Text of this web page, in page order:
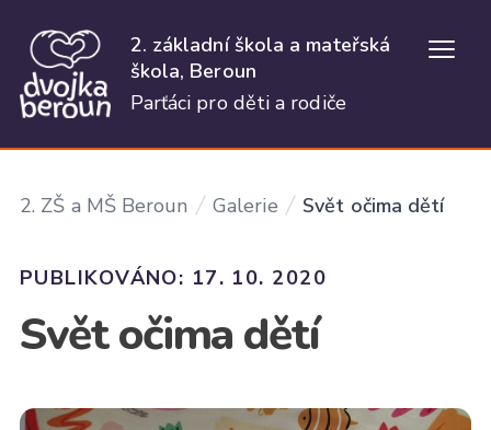
2. základní škola a mateřská
škola, Beroun
Parťáci pro děti a rodiče
2. ZŠ a MŠ Beroun Galerie Svět očima dětí
PUBLIKOVÁNO: 17. 10. 2020
Svět očima dětí